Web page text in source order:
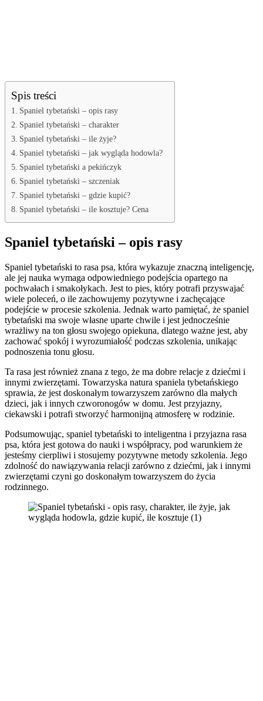
Spis treści
Spaniel tybetański – opis rasy
Spaniel tybetański – charakter
Spaniel tybetański – ile żyje?
Spaniel tybetański – jak wygląda hodowla?
Spaniel tybetański a pekińczyk
Spaniel tybetański – szczeniak
Spaniel tybetański – gdzie kupić?
Spaniel tybetański – ile kosztuje? Cena
Spaniel tybetański – opis rasy
Spaniel tybetański to rasa psa, która wykazuje znaczną inteligencję,
ale jej nauka wymaga odpowiedniego podejścia opartego na
pochwałach i smakołykach. Jest to pies, który potrafi przyswajać
wiele poleceń, o ile zachowujemy pozytywne i zachęcające
podejście w procesie szkolenia. Jednak warto pamiętać, że spaniel
tybetański ma swoje własne uparte chwile i jest jednocześnie
wrażliwy na ton głosu swojego opiekuna, dlatego ważne jest, aby
zachować spokój i wyrozumiałość podczas szkolenia, unikając
podnoszenia tonu głosu.
Ta rasa jest również znana z tego, że ma dobre relacje z dziećmi i
innymi zwierzętami. Towarzyska natura spaniela tybetańskiego
sprawia, że jest doskonałym towarzyszem zarówno dla małych
dzieci, jak i innych czworonogów w domu. Jest przyjazny,
ciekawski i potrafi stworzyć harmonijną atmosferę w rodzinie.
Podsumowując, spaniel tybetański to inteligentna i przyjazna rasa
psa, która jest gotowa do nauki i współpracy, pod warunkiem że
jesteśmy cierpliwi i stosujemy pozytywne metody szkolenia. Jego
zdolność do nawiązywania relacji zarówno z dziećmi, jak i innymi
zwierzętami czyni go doskonałym towarzyszem do życia
rodzinnego.